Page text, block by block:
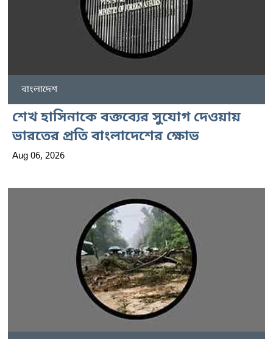
বাংলাদেশ
শেখ হাসিনাকে বক্তব্যের সুযোগ দেওয়ায়
ভারতের প্রতি বাংলাদেশের ক্ষোভ
Aug 06, 2026